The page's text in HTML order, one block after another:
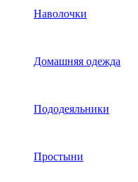
Наволочки
Домашняя одежда
Пододеяльники
Простыни